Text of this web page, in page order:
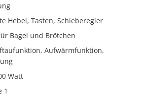
Hebel, Tasten, Schieberegler
Bagel und Brötchen
Aufwärmfunktion,
Watt
1